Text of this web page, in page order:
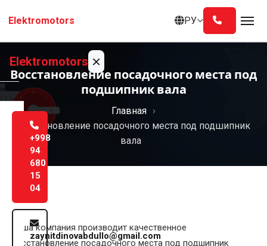
Elektromotors РУ
Elektromotors ×
Главная
Услуги
Блог
Контакты
+998
94
680
15
04
zaynitdinovabdullo@gmail.com
Восстановление посадочного места под
подшипник вала
Главная
Восстановление посадочного места под подшипник
вала
Наша компания производит качественное
восстановление посадочного места под подшипник